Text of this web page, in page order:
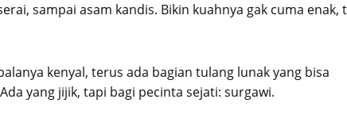
sampai asam kandis. Bikin kuahnya gak cuma enak,
kenyal, terus ada bagian tulang lunak yang bisa
yang jijik, tapi bagi pecinta sejati: surgawi.